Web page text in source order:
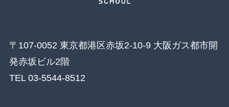
〒107-0052 東京都港区赤坂2-10-9 大阪ガス都市開
発赤坂ビル2階
TEL 03-5544-8512